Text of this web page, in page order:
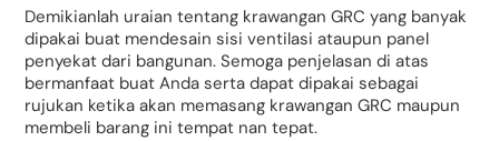
Demikianlah uraian tentang krawangan GRC yang banyak
dipakai buat mendesain sisi ventilasi ataupun panel
penyekat dari bangunan. Semoga penjelasan di atas
bermanfaat buat Anda serta dapat dipakai sebagai
rujukan ketika akan memasang krawangan GRC maupun
membeli barang ini tempat nan tepat.